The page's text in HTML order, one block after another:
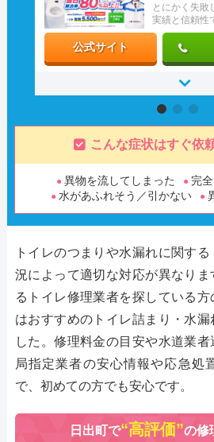
とにかく失敗
実績と信頼性
公式サイト
こんな症状はすぐ依
異物を流してしまった
完
水があふれそう／引かない
トイレのつまりや水漏れに関す
況によって適切な対応が異なりま
るトイレ修理業者を探している
はおすすめのトイレ詰まり・水漏
した。修理料金の目安や水道業
局指定業者の安心情報や応急処
で、初めての方でも安心です。
日出町で“高評価”の修